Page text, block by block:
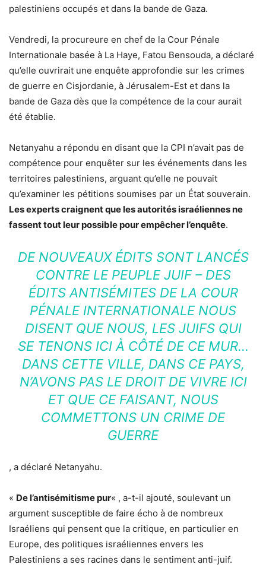
palestiniens occupés et dans la bande de Gaza.
Vendredi, la procureure en chef de la Cour Pénale
Internationale basée à La Haye, Fatou Bensouda, a déclaré
qu’elle ouvrirait une enquête approfondie sur les crimes
de guerre en Cisjordanie, à Jérusalem-Est et dans la
bande de Gaza dès que la compétence de la cour aurait
été établie.
Netanyahu a répondu en disant que la CPI n’avait pas de
compétence pour enquêter sur les événements dans les
territoires palestiniens, arguant qu’elle ne pouvait
qu’examiner les pétitions soumises par un État souverain.
Les experts craignent que les autorités israéliennes ne
fassent tout leur possible pour empêcher l’enquête.
DE NOUVEAUX ÉDITS SONT LANCÉS
CONTRE LE PEUPLE JUIF – DES
ÉDITS ANTISÉMITES DE LA COUR
PÉNALE INTERNATIONALE NOUS
DISENT QUE NOUS, LES JUIFS QUI
SE TENONS ICI À CÔTÉ DE CE MUR…
DANS CETTE VILLE, DANS CE PAYS,
N’AVONS PAS LE DROIT DE VIVRE ICI
ET QUE CE FAISANT, NOUS
COMMETTONS UN CRIME DE
GUERRE
, a déclaré Netanyahu.
« De l’antisémitisme pur« , a-t-il ajouté, soulevant un
argument susceptible de faire écho à de nombreux
Israéliens qui pensent que la critique, en particulier en
Europe, des politiques israéliennes envers les
Palestiniens a ses racines dans le sentiment anti-juif.